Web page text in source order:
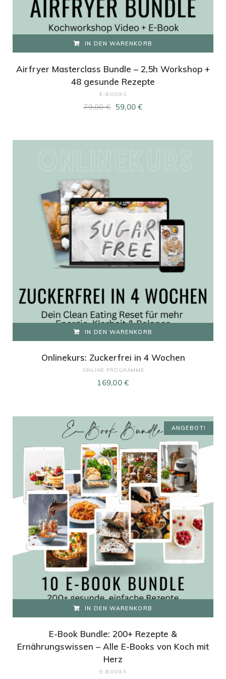
IN DEN WARENKORB
Airfryer Masterclass Bundle – 2,5h Workshop +
48 gesunde Rezepte
E-BOOKS
79,00€ Ursprünglicher
59,00€Aktueller
IN DEN WARENKORB
Onlinekurs: Zuckerfrei in 4 Wochen
ONLINE PROGRAMME
169,00€
ANGEBOT!
IN DEN WARENKORB
E-Book Bundle: 200+ Rezepte &
Ernährungswissen – Alle E-Books von Koch mit
Herz
E-BOOKS